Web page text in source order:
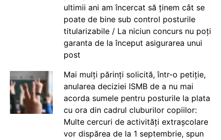
ultimii ani am încercat să ținem cât se
poate de bine sub control posturile
titularizabile / La niciun concurs nu poți
garanta de la început asigurarea unui
post
Mai mulți părinți solicită, într-o petiție,
anularea deciziei ISMB de a nu mai
acorda sumele pentru posturile la plata
cu ora din cadrul cluburilor copiilor:
Multe cercuri de activități extrașcolare
vor dispărea de la 1 septembrie, spun